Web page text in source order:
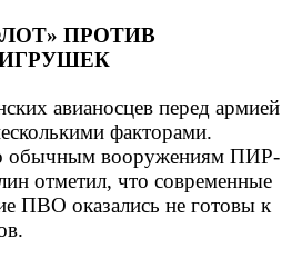
ПРОТИВ
авианосцев перед армией
факторами.
обычным вооружениям ПИР-
отметил, что современные
ПВО оказались не готовы к